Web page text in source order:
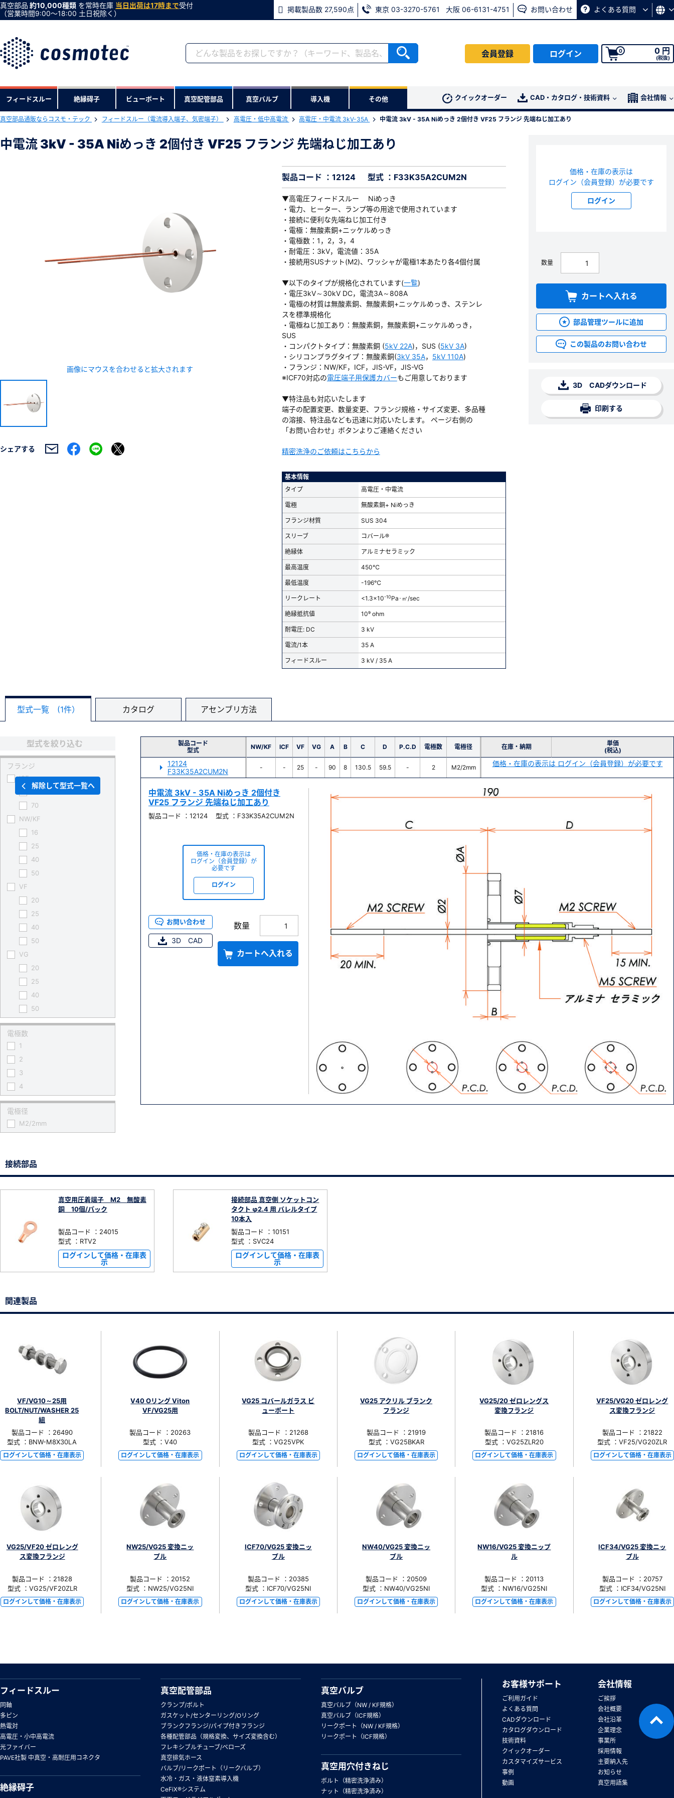
真空部品 約10,000種類 を常時在庫 当日出荷は17時まで受付
（営業時間9:00〜18:00 土日祝除く）
掲載製品数 27,590点 東京 03-3270-5761 大阪 06-6131-4751 お問い合わせ よくある質問
会員登録 ログイン 0 0 円
(税抜)
フィードスルー 絶縁碍子 ビューポート 真空配管部品 真空バルブ 導入機 その他 クイックオーダー CAD・カタログ・技術資料 会社情報
真空部品通販ならコスモ・テック フィードスルー（電流導入端子、気密端子） 高電圧・低中高電流 高電圧・中電流 3kV-35A 中電流 3kV - 35A Niめっき 2個付き VF25 フランジ 先端ねじ加工あり
中電流 3kV - 35A Niめっき 2個付き VF25 フランジ 先端ねじ加工あり
画像にマウスを合わせると拡大されます
シェアする
製品コード ：12124 型式 ：F33K35A2CUM2N
▼高電圧フィードスルー Niめっき
・電力、ヒーター、ランプ等の用途で使用されています
・接続に便利な先端ねじ加工付き
・電極：無酸素銅+ニッケルめっき
・電極数：1，2，3，4
・耐電圧：3kV，電流値：35A
・接続用SUSナット(M2)、ワッシャが電極1本あたり各4個付属
▼以下のタイプが規格化されています(一覧)
・電圧3kV～30kV DC，電流3A～808A
・電極の材質は無酸素銅、無酸素銅+ニッケルめっき、ステンレ
スを標準規格化
・電極ねじ加工あり：無酸素銅，無酸素銅+ニッケルめっき，
SUS
・コンパクトタイプ：無酸素銅 (5kV 22A)，SUS (5kV 3A)
・シリコンプラグタイプ：無酸素銅(3kV 35A， 5kV 110A)
・フランジ：NW/KF，ICF，JIS-VF，JIS-VG
※ICF70対応の電圧端子用保護カバーもご用意しております
▼特注品も対応いたします
端子の配置変更、数量変更、フランジ規格・サイズ変更、多品種
の溶接、特注品なども迅速に対応いたします。 ページ右側の
「お問い合わせ」ボタンよりご連絡ください
精密洗浄のご依頼はこちらから
基本情報
タイプ
高電圧・中電流
電極 無酸素銅+ Niめっき
フランジ材質 SUS 304
スリーブ コバール®
絶縁体 アルミナセラミック
最高温度 450℃
最低温度 -196℃
リークレート <1.3x10-10Pa･㎥/sec
絶縁抵抗値 10⁹ ohm
耐電圧: DC 3 kV
電流/1本 35 A
フィードスルー 3 kV / 35 A
価格・在庫の表示は
ログイン（会員登録）が必要です
ログイン
数量
カートへ入れる
部品管理ツールに追加
この製品のお問い合わせ
3D CADダウンロード
印刷する
型式一覧 (1件） カタログ アセンブリ方法
製品コード
型式
NW/KF ICF VF VG A B C D P.C.D 電極数 電極径 在庫・納期
単価
(税込)
12124
F33K35A2CUM2N
- - 25 - 90 8 130.5 59.5 - 2 M2/2mm 価格・在庫の表示は ログイン（会員登録）が必要です
中電流 3kV - 35A Niめっき 2個付き
VF25 フランジ 先端ねじ加工あり
製品コード ：12124 型式 ：F33K35A2CUM2N
価格・在庫の表示は
ログイン（会員登録）が
必要です
ログイン
お問い合わせ
3D CAD
数量
カートへ入れる
型式を絞り込む
フランジ
ICF
34
70
NW/KF
16
25
40
50
VF
20
25
40
50
VG
20
25
40
50
電極数
1
2
3
4
電極径
M2/2mm
解除して型式一覧へ
接続部品
真空用圧着端子 M2 無酸素
銅 10個/パック
製品コード ：24015
型式 ：RTV2
ログインして価格・在庫表
示
接続部品 真空側 ソケットコン
タクト φ2.4 用 バレルタイプ
10本入
製品コード ：10151
型式 ：SVC24
ログインして価格・在庫表
示
関連製品
VF/VG10～25用
BOLT/NUT/WASHER 25
組
製品コード ：26490
型式 ：BNW-M8X30LA
ログインして価格・在庫表示
V40 Oリング Viton
VF/VG25用
製品コード ：20263
型式 ：V40
ログインして価格・在庫表示
VG25 コバールガラス ビ
ューポート
製品コード ：21268
型式 ：VG25VPK
ログインして価格・在庫表示
VG25 アクリル ブランク
フランジ
製品コード ：21919
型式 ：VG25BKAR
ログインして価格・在庫表示
VG25/20 ゼロレングス
変換フランジ
製品コード ：21816
型式 ：VG25ZLR20
ログインして価格・在庫表示
VF25/VG20 ゼロレング
ス変換フランジ
製品コード ：21822
型式 ：VF25/VG20ZLR
ログインして価格・在庫表示
VG25/VF20 ゼロレング
ス変換フランジ
製品コード ：21828
型式 ：VG25/VF20ZLR
ログインして価格・在庫表示
NW25/VG25 変換ニッ
プル
製品コード ：20152
型式 ：NW25/VG25NI
ログインして価格・在庫表示
ICF70/VG25 変換ニッ
プル
製品コード ：20385
型式 ：ICF70/VG25NI
ログインして価格・在庫表示
NW40/VG25 変換ニッ
プル
製品コード ：20509
型式 ：NW40/VG25NI
ログインして価格・在庫表示
NW16/VG25 変換ニップ
ル
製品コード ：20113
型式 ：NW16/VG25NI
ログインして価格・在庫表示
ICF34/VG25 変換ニッ
プル
製品コード ：20757
型式 ：ICF34/VG25NI
ログインして価格・在庫表示
下記製品のRoHS2適合報告書のダウンロードをします。
会社・学校・研究機関名
ダウンロードする
フィードスルー
同軸
多ピン
熱電対
高電圧・小中高電流
光ファイバー
PAVE社製 中真空・高耐圧用コネクタ
絶縁碍子
真空配管部品
クランプ/ボルト
ガスケット/センターリング/Oリング
ブランクフランジ/パイプ付きフランジ
各種配管部品（規格変換、サイズ変換含む）
フレキシブルチューブ/ベローズ
真空排気ホース
バルブ/リークポート（リークバルブ）
水冷・ガス・液体窒素導入機
CeFiX®システム
真空バルブ
真空バルブ（NW / KF規格）
真空バルブ（ICF規格）
リークポート（NW / KF規格）
リークポート（ICF規格）
真空用穴付きねじ
ボルト（精密洗浄済み）
ナット（精密洗浄済み）
お客様サポート
ご利用ガイド
よくある質問
CADダウンロード
カタログダウンロード
技術資料
クイックオーダー
カスタマイズサービス
事例
動画
会社情報
ご挨拶
会社概要
会社沿革
企業理念
事業所
採用情報
主要納入先
お知らせ
真空用語集
会員登録がお済みでない方
会員登録をすれば、便利な機能がご利用いただけます。
※新規会員登録をお申し込み頂いてから本登録となるまで、数日間かかる場合があります。
会員の方はこちら
※メールアドレスを忘れた方は、 お問い合わせページ よりお問い合わせください